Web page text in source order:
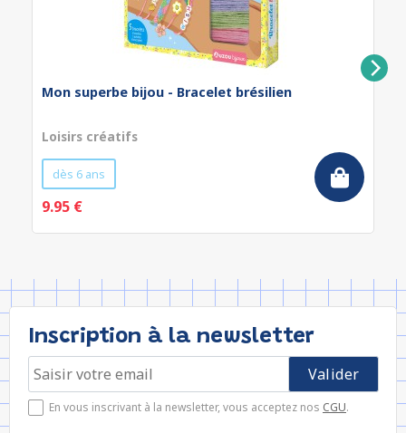
Mon superbe bijou - Bracelet brésilien
Loisirs créatifs
dès 6 ans
9.95 €
Inscription à la newsletter
En vous inscrivant à la newsletter, vous acceptez nos CGU.